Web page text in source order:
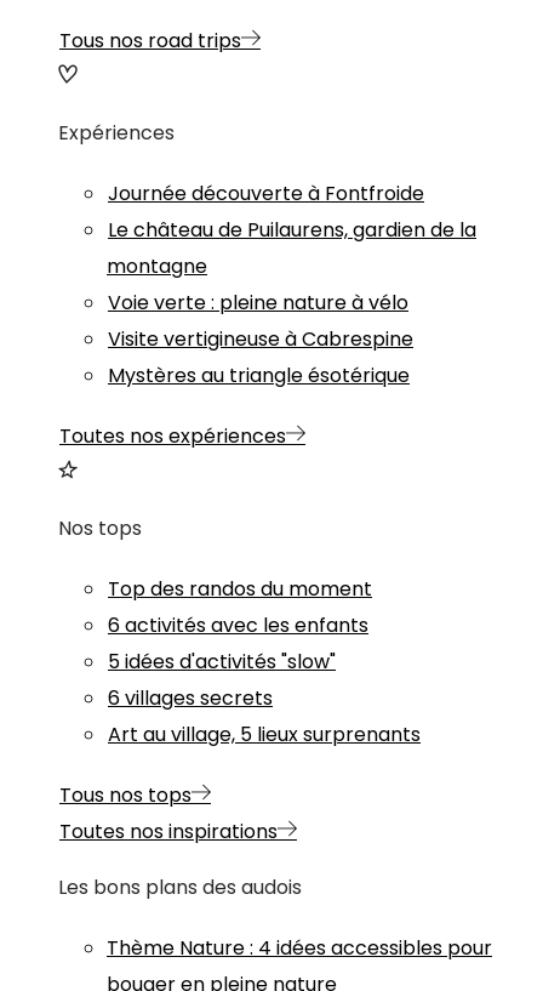
Tous nos road trips
Expériences
Journée découverte à Fontfroide
Le château de Puilaurens, gardien de la
montagne
Voie verte : pleine nature à vélo
Visite vertigineuse à Cabrespine
Mystères au triangle ésotérique
Toutes nos expériences
Nos tops
Top des randos du moment
6 activités avec les enfants
5 idées d'activités "slow"
6 villages secrets
Art au village, 5 lieux surprenants
Tous nos tops
Toutes nos inspirations
Les bons plans des audois
Thème Nature: 4 idées accessibles pour
bouger en pleine nature